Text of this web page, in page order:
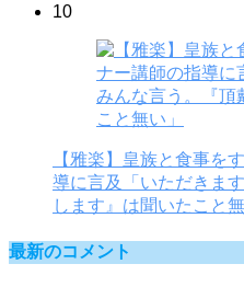
10
【雅楽】皇族と食事を
導に言及「いただきま
します』は聞いたこと無
最新のコメント